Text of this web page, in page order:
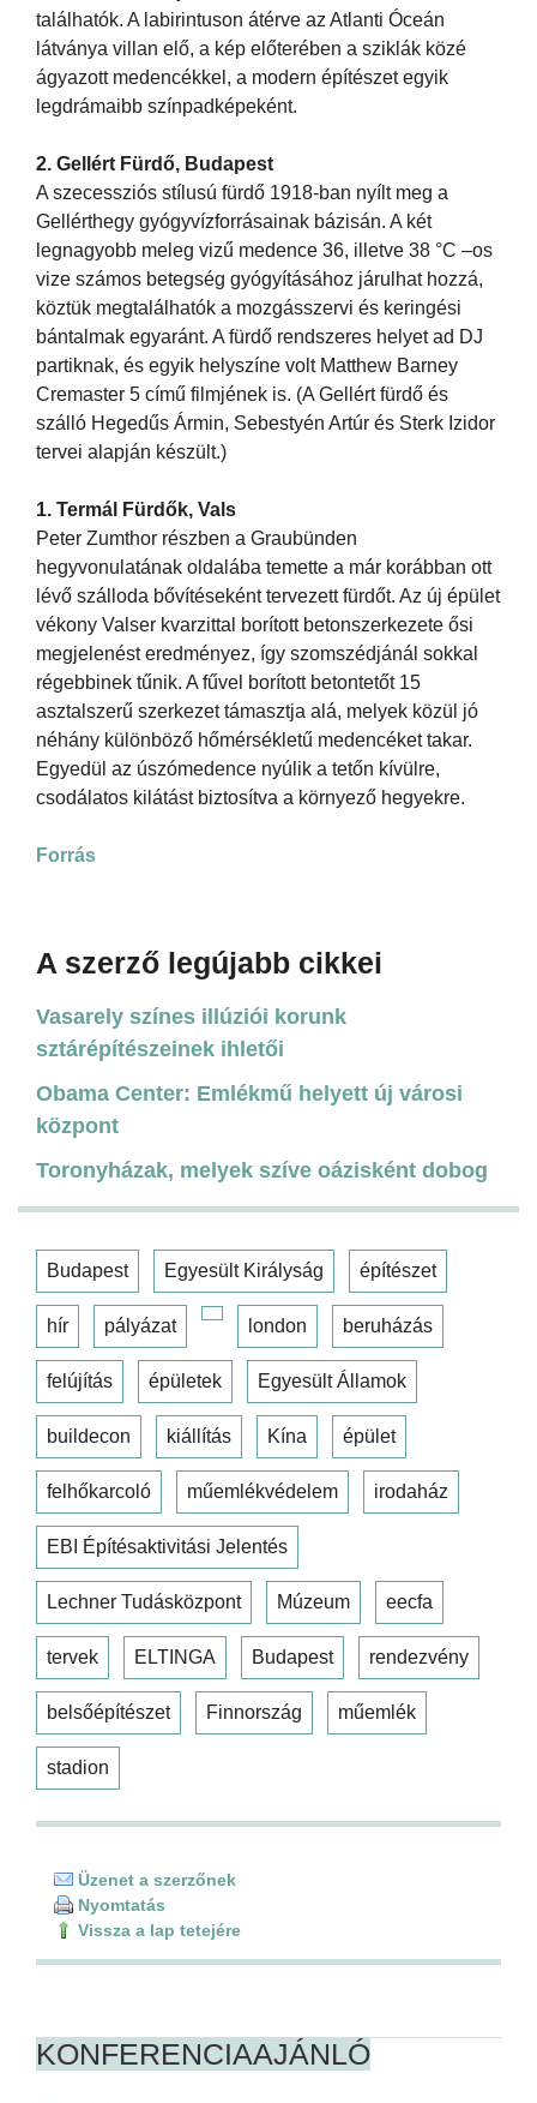
találhatók. A labirintuson átérve az Atlanti Óceán
látványa villan elő, a kép előterében a sziklák közé
ágyazott medencékkel, a modern építészet egyik
legdrámaibb színpadképeként.
2. Gellért Fürdő, Budapest
A szecessziós stílusú fürdő 1918-ban nyílt meg a
Gellérthegy gyógyvízforrásainak bázisán. A két
legnagyobb meleg vizű medence 36, illetve 38 °C –os
vize számos betegség gyógyításához járulhat hozzá,
köztük megtalálhatók a mozgásszervi és keringési
bántalmak egyaránt. A fürdő rendszeres helyet ad DJ
partiknak, és egyik helyszíne volt Matthew Barney
Cremaster 5 című filmjének is. (A Gellért fürdő és
szálló Hegedűs Ármin, Sebestyén Artúr és Sterk Izidor
tervei alapján készült.)
1. Termál Fürdők, Vals
Peter Zumthor részben a Graubünden
hegyvonulatának oldalába temette a már korábban ott
lévő szálloda bővítéseként tervezett fürdőt. Az új épület
vékony Valser kvarzittal borított betonszerkezete ősi
megjelenést eredményez, így szomszédjánál sokkal
régebbinek tűnik. A fűvel borított betontetőt 15
asztalszerű szerkezet támasztja alá, melyek közül jó
néhány különböző hőmérsékletű medencéket takar.
Egyedül az úszómedence nyúlik a tetőn kívülre,
csodálatos kilátást biztosítva a környező hegyekre.
Forrás
A szerző legújabb cikkei
Vasarely színes illúziói korunk
sztárépítészeinek ihletői
Obama Center: Emlékmű helyett új városi
központ
Toronyházak, melyek szíve oázisként dobog
Budapest Egyesült Királyság építészet
hír pályázat london beruházás
felújítás épületek Egyesült Államok
buildecon kiállítás Kína épület
felhőkarcoló műemlékvédelem irodaház
EBI Építésaktivitási Jelentés
Lechner Tudásközpont Múzeum eecfa
tervek ELTINGA Budapest rendezvény
belsőépítészet Finnország műemlék
stadion
Üzenet a szerzőnek
Nyomtatás
Vissza a lap tetejére
KONFERENCIAAJÁNLÓ